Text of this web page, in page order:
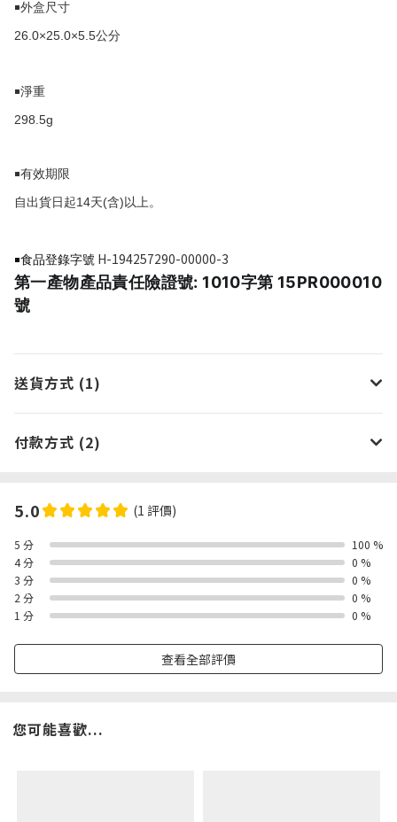
￭外盒尺寸
26.0×25.0×5.5公分
￭淨重
298.5g
￭有效期限
自出貨日起14天(含) 以上。
￭食品登錄字號 H-194257290-00000-3
第一產物產品責任險證號: 1010字第 15PR000010
號
送貨方式 (1)
付款方式 (2)
5.0 (1 評價)
5 分
100 %
4 分
0 %
3 分
0 %
2 分
0 %
1 分
0 %
查看全部評價
您可能喜歡...